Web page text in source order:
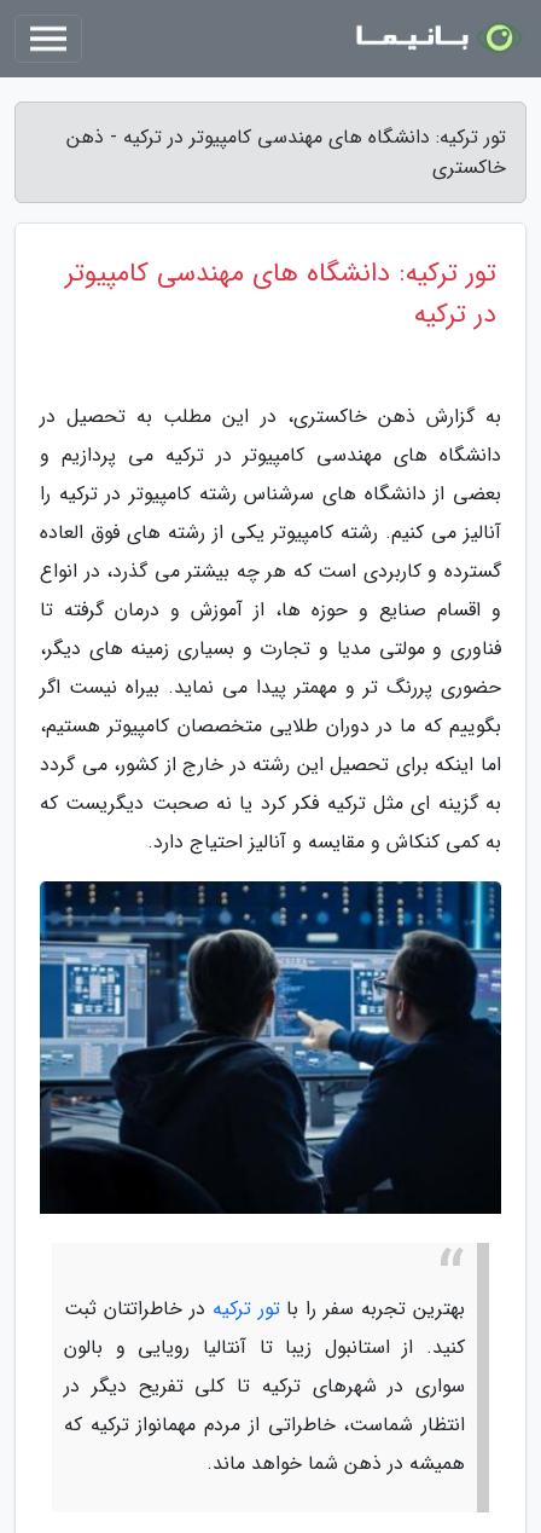
تور ترکیه: دانشگاه های مهندسی کامپیوتر در ترکیه - ذهن
خاکستری
تور ترکیه: دانشگاه های مهندسی کامپیوتر
در ترکیه
به گزارش ذهن خاکستری، در این مطلب به تحصیل در
دانشگاه های مهندسی کامپیوتر در ترکیه می پردازیم و
بعضی از دانشگاه های سرشناس رشته کامپیوتر در ترکیه را
آنالیز می کنیم. رشته کامپیوتر یکی از رشته های فوق العاده
گسترده و کاربردی است که هر چه بیشتر می گذرد، در انواع
و اقسام صنایع و حوزه ها، از آموزش و درمان گرفته تا
فناوری و مولتی مدیا و تجارت و بسیاری زمینه های دیگر،
حضوری پررنگ تر و مهمتر پیدا می نماید. بیراه نیست اگر
بگوییم که ما در دوران طلایی متخصصان کامپیوتر هستیم،
اما اینکه برای تحصیل این رشته در خارج از کشور، می گردد
به گزینه ای مثل ترکیه فکر کرد یا نه صحبت دیگریست که
به کمی کنکاش و مقایسه و آنالیز احتیاج دارد.
بهترین تجربه سفر را باتور ترکیه در خاطراتتان ثبت
کنید. از استانبول زیبا تا آنتالیا رویایی و بالون
سواری در شهرهای ترکیه تا کلی تفریح دیگر در
انتظار شماست، خاطراتی از مردم مهمانواز ترکیه که
همیشه در ذهن شما خواهد ماند.